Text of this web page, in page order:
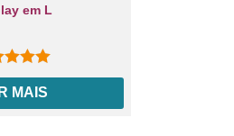
em L
of 5
MAIS